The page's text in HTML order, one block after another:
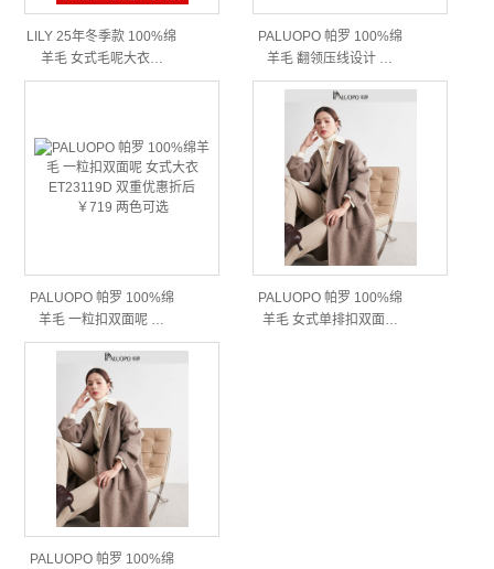
LILY 25年冬季款 100%绵
羊毛 女式毛呢大衣…
PALUOPO 帕罗 100%绵
羊毛 翻领压线设计 …
PALUOPO 帕罗 100%绵
羊毛 一粒扣双面呢 …
PALUOPO 帕罗 100%绵
羊毛 女式单排扣双面…
PALUOPO 帕罗 100%绵